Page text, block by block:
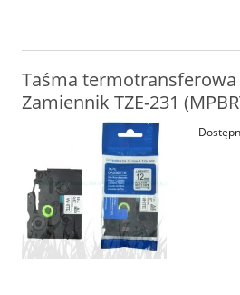
Taśma
Zamiennik TZE-231